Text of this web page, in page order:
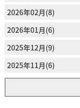
2026年02月(8)
2026年01月(6)
2025年12月(9)
2025年11月(6)